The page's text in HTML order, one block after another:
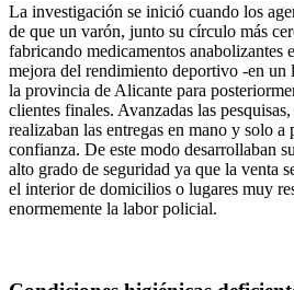
La investigación se inició cuando los
de que un varón, junto su círculo más
fabricando medicamentos anabolizantes
mejora del rendimiento deportivo -en un
la provincia de Alicante para
clientes finales. Avanzadas las
realizaban las entregas en mano y solo a
confianza. De este modo desarrollaban
alto grado de seguridad ya que la venta
el interior de domicilios o lugares muy
enormemente la labor policial.